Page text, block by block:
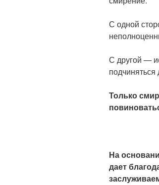
С одной
С другой —
Только
На
дает